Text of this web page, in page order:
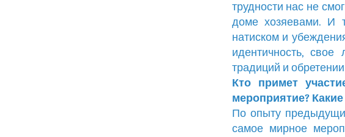
трудности нас не
доме хозяевами. И
натиском и
идентичность,
традиций и
Кто примет
мероприятие?
По опыту
самое мирное